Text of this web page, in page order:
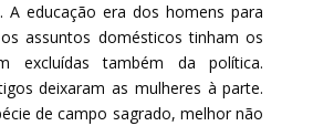
A educação era dos homens para
assuntos domésticos tinham os
excluídas também da política.
deixaram as mulheres à parte.
de campo sagrado, melhor não